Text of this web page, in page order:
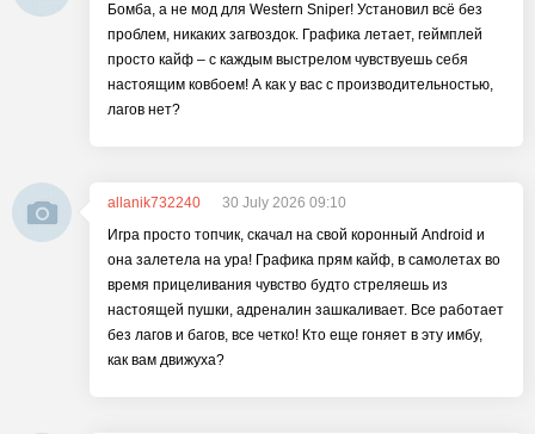
Бомба, а не мод для Western Sniper! Установил всё без
проблем, никаких загвоздок. Графика летает, геймплей
просто кайф – с каждым выстрелом чувствуешь себя
настоящим ковбоем! А как у вас с производительностью,
лагов нет?
allanik732240
30 July 2026 09:10
Игра просто топчик, скачал на свой коронный Аndroid и
она залетела на ура! Графика прям кайф, в самолетах во
время прицеливания чувство будто стреляешь из
настоящей пушки, адреналин зашкаливает. Все работает
без лагов и багов, все четко! Кто еще гоняет в эту имбу,
как вам движуха?